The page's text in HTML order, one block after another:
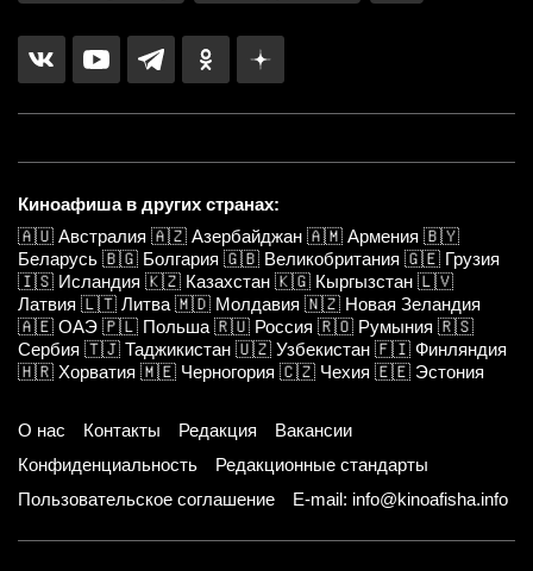
Киноафиша в других странах:
🇦🇺 Австралия 🇦🇿 Азербайджан 🇦🇲 Армения 🇧🇾
Беларусь 🇧🇬 Болгария 🇬🇧 Великобритания 🇬🇪 Грузия
🇮🇸 Исландия 🇰🇿 Казахстан 🇰🇬 Кыргызстан 🇱🇻
Латвия 🇱🇹 Литва 🇲🇩 Молдавия 🇳🇿 Новая Зеландия
🇦🇪 ОАЭ 🇵🇱 Польша 🇷🇺 Россия 🇷🇴 Румыния 🇷🇸
Сербия 🇹🇯 Таджикистан 🇺🇿 Узбекистан 🇫🇮 Финляндия
🇭🇷 Хорватия 🇲🇪 Черногория 🇨🇿 Чехия 🇪🇪 Эстония
О нас Контакты Редакция
Вакансии
Конфиденциальность
Редакционные стандарты
Пользовательское соглашение
E-mail: info@kinoafisha.info